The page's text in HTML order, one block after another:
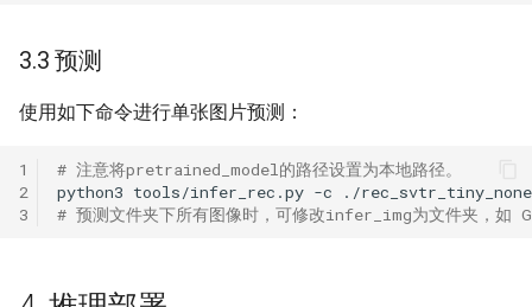
3.3 预测
使用如下命令进行单张图片预测：
1
2
3
# 注意将pretrained_model的路径设置为本地路径。
python3 tools/infer_rec.py -c
./
# 预测文件夹下所有图像时，可修改infer_img为文件夹